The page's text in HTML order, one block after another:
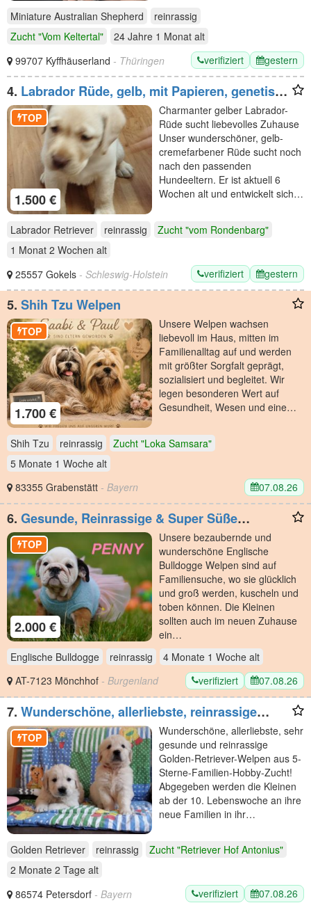
Miniature Australian Shepherd
reinrassig
Zucht "Vom Keltertal"
24 Jahre 1 Monat alt
99707 Kyffhäuserland - Thüringen verifiziert gestern
4. Labrador Rüde, gelb, mit Papieren, genetisch
getestet
1.500 €
TOP
Charmanter gelber Labrador-
Rüde sucht liebevolles Zuhause
Unser wunderschöner, gelb-
cremefarbener Rüde sucht noch
nach den passenden
Hundeeltern. Er ist aktuell 6
Wochen alt und entwickelt sich…
Labrador Retriever reinrassig
Zucht "vom Rondenbarg"
1 Monat 2 Wochen alt
25557 Gokels - Schleswig-Holstein verifiziert gestern
5. Shih Tzu Welpen
1.700 €
TOP
Unsere Welpen wachsen
liebevoll im Haus, mitten im
Familienalltag auf und werden
mit größter Sorgfalt geprägt,
sozialisiert und begleitet. Wir
legen besonderen Wert auf
Gesundheit, Wesen und eine…
Shih Tzu reinrassig
Zucht "Loka Samsara"
5 Monate 1 Woche alt
83355 Grabenstätt - Bayern 07.08.26
6. Gesunde, Reinrassige & Super Süße
Englische Bulldogge Welpen
2.000 €
TOP
Unsere bezaubernde und
wunderschöne Englische
Bulldogge Welpen sind auf
Familiensuche, wo sie glücklich
und groß werden, kuscheln und
toben können. Die Kleinen
sollten auch im neuen Zuhause
ein…
Englische Bulldogge
reinrassig 4 Monate 1 Woche alt
AT-7123 Mönchhof - Burgenland verifiziert 07.08.26
7. Wunderschöne, allerliebste, reinrassige
Golden Retriever
TOP
Wunderschöne, allerliebste, sehr
gesunde und reinrassige
Golden-Retriever-Welpen aus 5-
Sterne-Familien-Hobby-Zucht!
Abgegeben werden die Kleinen
ab der 10. Lebenswoche an ihre
neue Familien in ihr…
Golden Retriever reinrassig
Zucht "Retriever Hof Antonius"
2 Monate 2 Tage alt
86574 Petersdorf - Bayern verifiziert 07.08.26